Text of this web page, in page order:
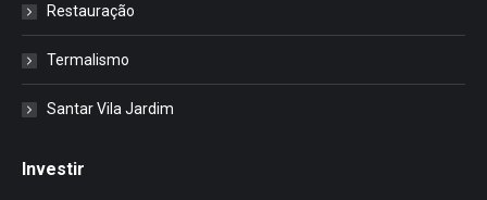
Restauração
Termalismo
Santar Vila Jardim
Investir